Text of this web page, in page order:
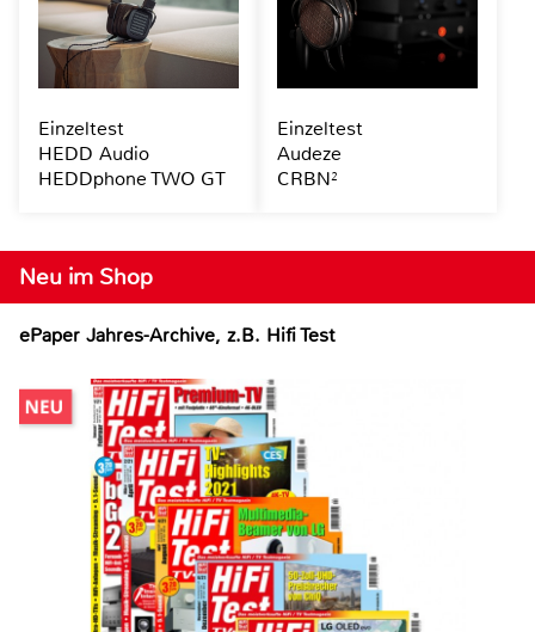
Neu im Shop
ePaper Jahres-Archive, z.B. Hifi Test
Einzeltest
HEDD Audio
HEDDphone TWO GT
Einzeltest
Audeze
CRBN²